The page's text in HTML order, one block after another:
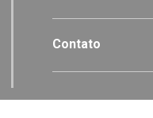
Contato